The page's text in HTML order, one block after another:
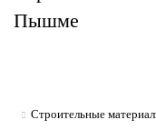
Строительные